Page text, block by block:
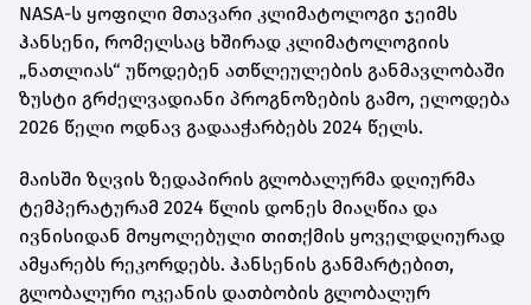
NASA-ს ყოფილი მთავარი კლიმატოლოგი ჯეიმს
ჰანსენი, რომელსაც ხშირად კლიმატოლოგიის
„ნათლიას“ უწოდებენ ათწლეულების განმავლობაში
ზუსტი გრძელვადიანი პროგნოზების გამო, ელოდება
2026 წელი ოდნავ გადააჭარბებს 2024 წელს.
მაისში ზღვის ზედაპირის გლობალურმა დღიურმა
ტემპერატურამ 2024 წლის დონეს მიაღწია და
ივნისიდან მოყოლებული თითქმის ყოველდღიურად
ამყარებს რეკორდებს. ჰანსენის განმარტებით,
გლობალური ოკეანის დათბობის გლობალურ